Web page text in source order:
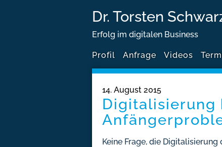
Dr. Torsten
Erfolg im digitalen Business
Profil Anfrage Videos
14. August 2015
Digitalisierung
Keine Frage, die